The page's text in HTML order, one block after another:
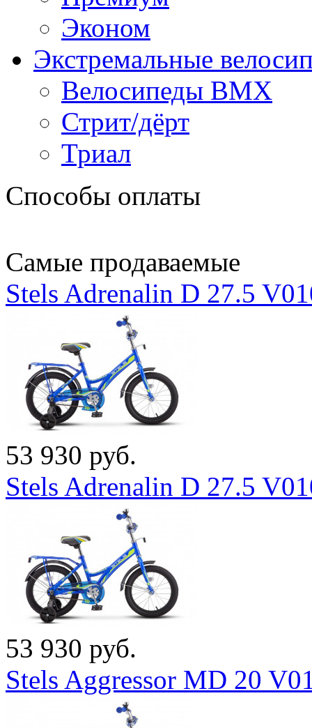
Эконом
Экстремальные
Велосипеды BMX
Стрит/дёрт
Триал
Способы оплаты
Самые продаваемые
Stels Adrenalin D 27.5
53 930 руб.
Stels Adrenalin D 27.5
53 930 руб.
Stels Aggressor MD 20